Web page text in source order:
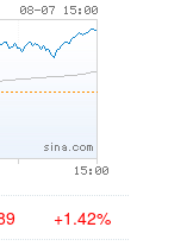
+1.42%